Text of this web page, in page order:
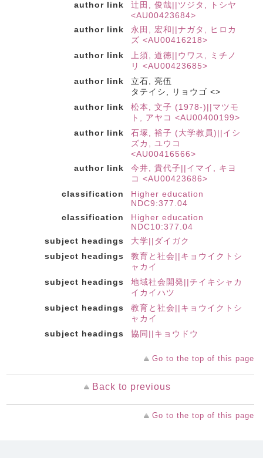
author link
辻田, 俊哉||ツジタ, トシヤ
<AU00423684>
author link
永田, 宏和||ナガタ, ヒロカ
ズ <AU00416218>
author link
上須, 道徳||ウワス, ミチノ
リ <AU00423685>
author link
立石, 亮伍
タテイシ, リョウゴ <>
author link
松本, 文子 (1978-)||マツモ
ト, アヤコ <AU00400199>
author link
石塚, 裕子 (大学教員)||イシ
ズカ, ユウコ
<AU00416566>
author link
今井, 貴代子||イマイ, キヨ
コ <AU00423686>
classification
Higher education
NDC9:377.04
classification
Higher education
NDC10:377.04
subject headings
大学||ダイガク
subject headings
教育と社会||キョウイクトシ
ャカイ
subject headings
地域社会開発||チイキシャカ
イカイハツ
subject headings
教育と社会||キョウイクトシ
ャカイ
subject headings
協同||キョウドウ
Go to the top of this page
Back to previous
Go to the top of this page